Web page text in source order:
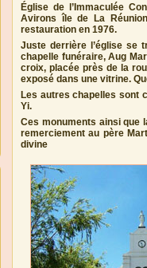
Église de l’Immaculée
Avirons île de La
restauration en 1976.
Juste derrière l’église se
chapelle funéraire, Aug
croix, placée près de la
exposé dans une vitrine.
Les autres chapelles sont
Yi.
Ces monuments ainsi que
remerciement au père
divine